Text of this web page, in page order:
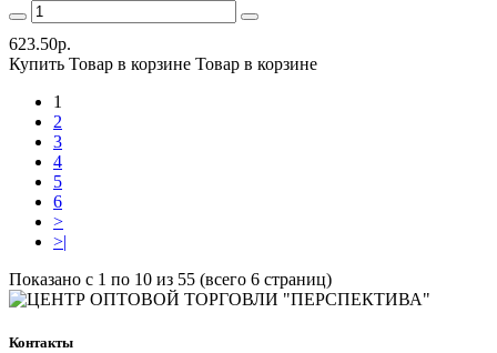
623.50р.
Купить Товар в корзине Товар в корзине
1
2
3
4
5
6
>
>|
Показано с 1 по 10 из 55 (всего 6 страниц)
Контакты